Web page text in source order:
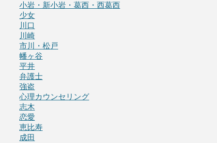
小岩・新小岩・葛西・西葛西
少女
川口
川崎
市川・松戸
幡ヶ谷
平井
弁護士
強盗
心理カウンセリング
志木
恋愛
恵比寿
成田